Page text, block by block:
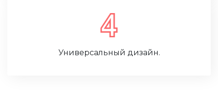
Универсальный дизайн.